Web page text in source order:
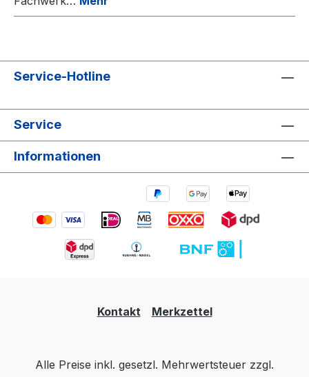
Service-Hotline
Service
Informationen
Kontakt Merkzettel
Alle Preise inkl. gesetzl. Mehrwertsteuer zzgl.